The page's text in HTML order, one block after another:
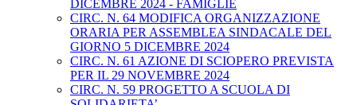
DICEMBRE 2024 - FAMIGLIE
CIRC. N. 64 MODIFICA ORGANIZZAZIONE
ORARIA PER ASSEMBLEA SINDACALE DEL
GIORNO 5 DICEMBRE 2024
CIRC. N. 61 AZIONE DI SCIOPERO PREVISTA
PER IL 29 NOVEMBRE 2024
CIRC. N. 59 PROGETTO A SCUOLA DI